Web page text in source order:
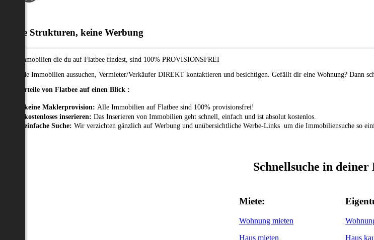
Klare Strukturen, keine Werbung
Alle Immobilien die du auf Flatbee findest, sind 100% PROVISIONSFREI
Passende Immobilien aussuchen, Vermieter/Verkäufer DIREKT kontaktieren und besichtigen. Gefällt dir eine Wohnung? Dann
Die Vorteile von Flatbee auf einen Blick :
keine Maklerprovision: Alle Immobilien auf Flatbee sind 100% provisionsfrei!
kostenloses inserieren: Das Inserieren von Immobilien geht schnell, einfach und ist absolut kostenlos.
einfache Suche: Wir verzichten gänzlich auf Werbung und unübersichtliche Werbe-Links um die Immobiliensuche so
Schnellsuche in deiner
Miete:
Wohnung mieten
Haus mieten
Haus